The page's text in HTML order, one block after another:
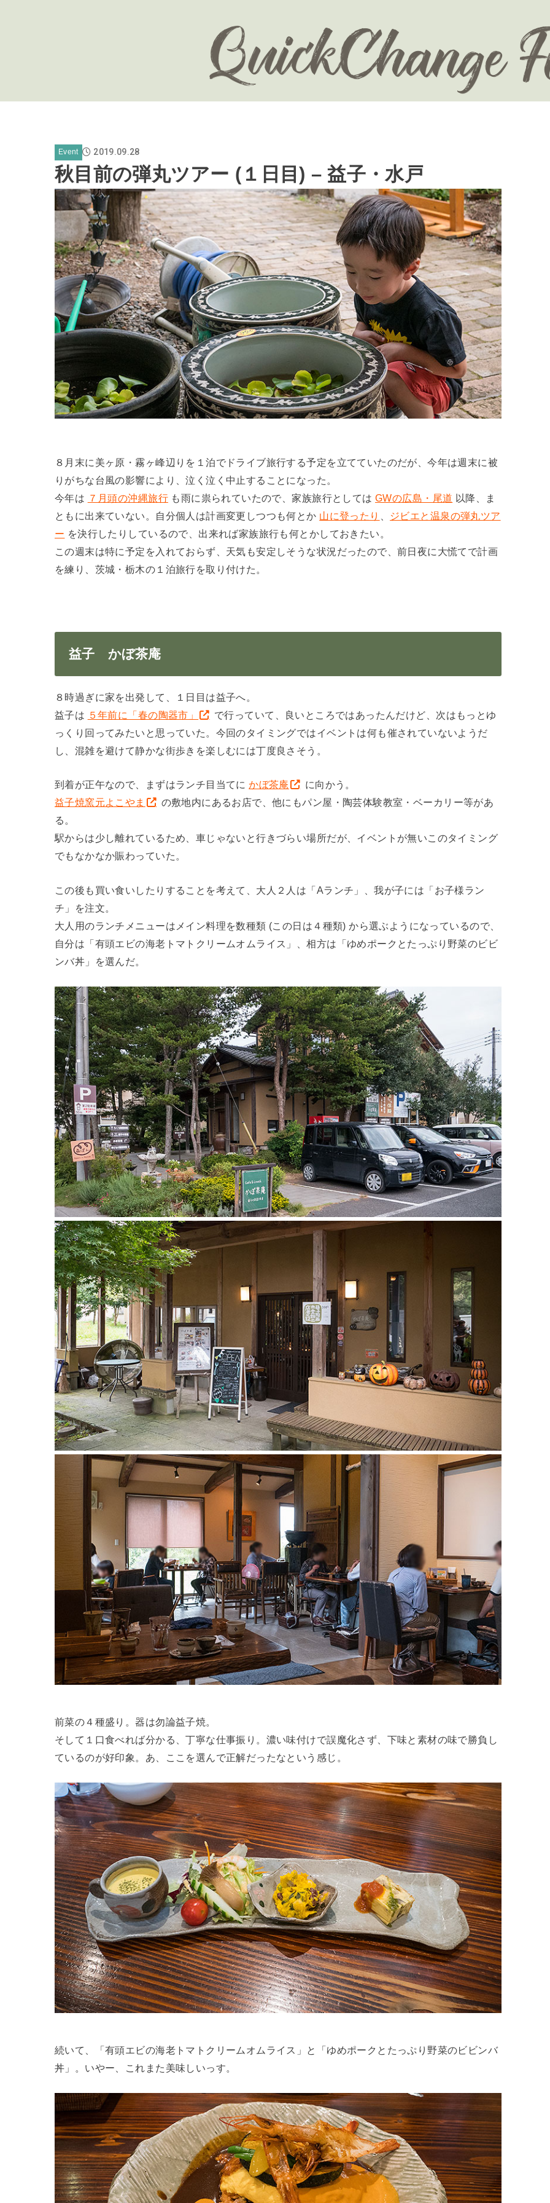
Event 2019.09.28
秋目前の弾丸ツアー (１日目) – 益子・水戸
８月末に美ヶ原・霧ヶ峰辺りを１泊でドライブ旅行する予定を立てていたのだが、今年は週末に被
りがちな台風の影響により、泣く泣く中止することになった。
今年は ７月頭の沖縄旅行も雨に祟られていたので、家族旅行としてはGWの広島・尾道 以降、ま
ともに出来ていない。自分個人は計画変更しつつも何とか 山に登ったり
ジビエと温泉の弾丸ツア
ー を決行したりしているので、出来れば家族旅行も何とかしておきたい。
この週末は特に予定を入れておらず、天気も安定しそうな状況だったので、前日夜に大慌てで計画
を練り、茨城・栃木の１泊旅行を取り付けた。
益子 かぼ茶庵
８時過ぎに家を出発して、１日目は益子へ。
益子は ５年前に「春の陶器市」
で行っていて、良いところではあったんだけど、次はもっとゆ
っくり回ってみたいと思っていた。今回のタイミングではイベントは何も催されていないようだ
し、混雑を避けて静かな街歩きを楽しむには丁度良さそう。
到着が正午なので、まずはランチ目当てにかぼ茶庵
に向かう。
益子焼窯元よこやま
の敷地内にあるお店で、他にもパン屋・陶芸体験教室・ベーカリー等があ
る。
駅からは少し離れているため、車じゃないと行きづらい場所だが、イベントが無いこのタイミング
でもなかなか賑わっていた。
この後も買い食いしたりすることを考えて、大人２人は「Aランチ」、我が子には「お子様ラン
チ」を注文。
大人用のランチメニューはメイン料理を数種類 (この日は４種類) から選ぶようになっているので、
自分は「有頭エビの海老トマトクリームオムライス」、相方は「ゆめポークとたっぷり野菜のビビ
ンバ丼」を選んだ。
前菜の４種盛り。器は勿論益子焼。
そして１口食べれば分かる、丁寧な仕事振り。濃い味付けで誤魔化さず、下味と素材の味で勝負し
ているのが好印象。あ、ここを選んで正解だったなという感じ。
続いて、「有頭エビの海老トマトクリームオムライス」と「ゆめポークとたっぷり野菜のビビンバ
丼」。いやー、これまた美味しいっす。